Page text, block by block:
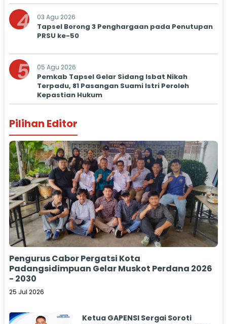
4 03 Agu 2026
Tapsel Borong 3 Penghargaan pada Penutupan
PRSU ke-50
5 05 Agu 2026
Pemkab Tapsel Gelar Sidang Isbat Nikah
Terpadu, 81 Pasangan Suami Istri Peroleh
Kepastian Hukum
Pilihan Editor
Pengurus Cabor Pergatsi Kota
Padangsidimpuan Gelar Muskot Perdana 2026
- 2030
25 Jul 2026
Ketua GAPENSI Sergai Soroti